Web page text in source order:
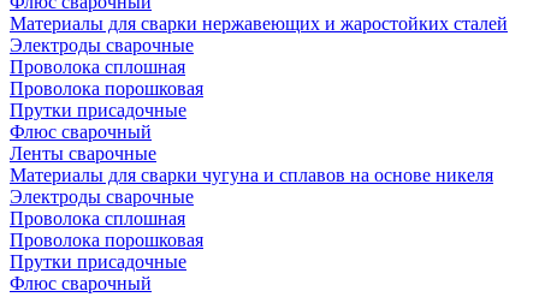
Материалы для сварки нержавеющих и жаростойких сталей
Электроды сварочные
Проволока сплошная
Проволока порошковая
Прутки присадочные
Флюс сварочный
Ленты сварочные
Материалы для сварки чугуна и сплавов на основе никеля
Электроды сварочные
Проволока сплошная
Проволока порошковая
Прутки присадочные
Флюс сварочный